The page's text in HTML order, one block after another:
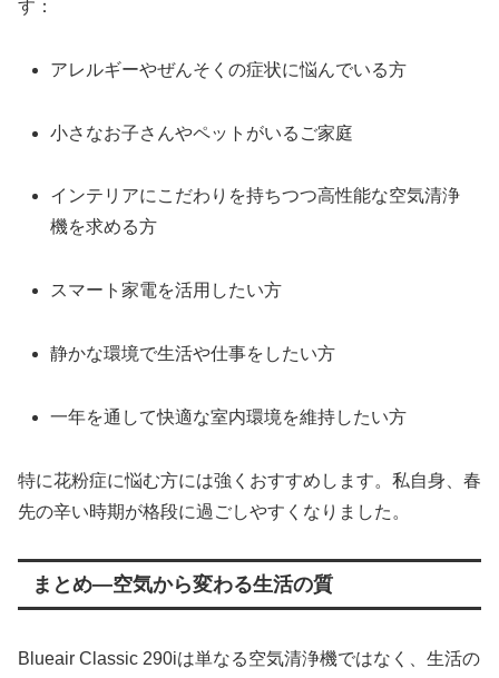
す：
アレルギーやぜんそくの症状に悩んでいる方
小さなお子さんやペットがいるご家庭
インテリアにこだわりを持ちつつ高性能な空気清浄
機を求める方
スマート家電を活用したい方
静かな環境で生活や仕事をしたい方
一年を通して快適な室内環境を維持したい方
特に花粉症に悩む方には強くおすすめします。私自身、春
先の辛い時期が格段に過ごしやすくなりました。
まとめ—空気から変わる生活の質
Blueair Classic 290iは単なる空気清浄機ではなく、生活の